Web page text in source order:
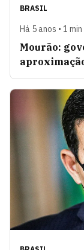
BRASIL
Há 5 anos • 1
Mourão: